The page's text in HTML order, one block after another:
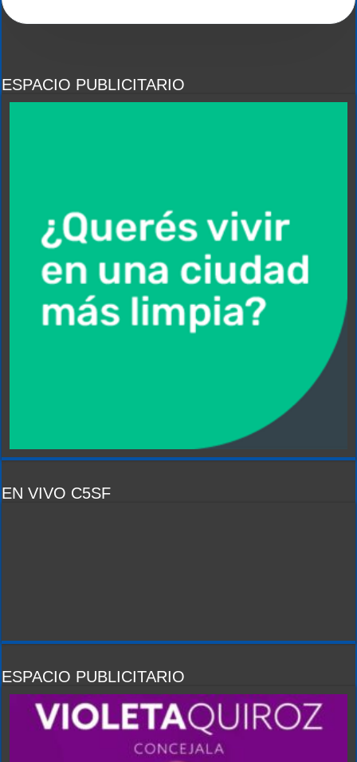
ESPACIO PUBLICITARIO
EN VIVO C5SF
ESPACIO PUBLICITARIO